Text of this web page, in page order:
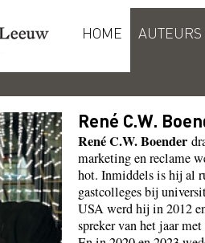
HOME AUTEURS
René C.W.
René C.W. Boender
marketing en reclame
hot. Inmiddels is hij al
gastcolleges bij
USA werd hij in 2012
spreker van het jaar